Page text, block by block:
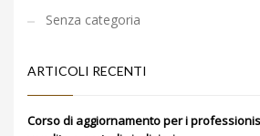
Senza categoria
ARTICOLI RECENTI
Corso di aggiornamento per i